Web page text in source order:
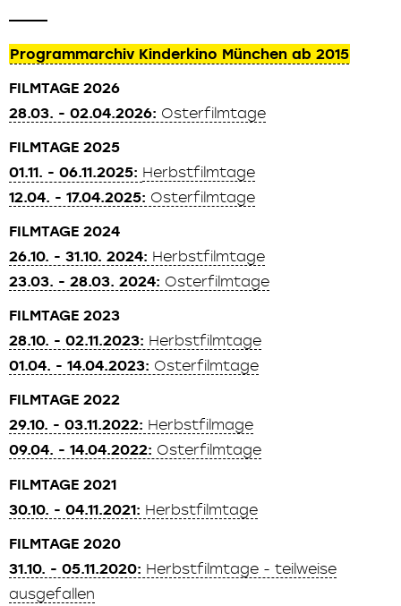
Programmarchiv Kinderkino München ab 2015
FILMTAGE 2026
28.03. - 02.04.2026: Osterfilmtage
FILMTAGE 2025
01.11. - 06.11.2025: Herbstfilmtage
12.04. - 17.04.2025: Osterfilmtage
FILMTAGE 2024
26.10. - 31.10. 2024: Herbstfilmtage
23.03. - 28.03. 2024: Osterfilmtage
FILMTAGE 2023
28.10. - 02.11.2023: Herbstfilmtage
01.04. - 14.04.2023: Osterfilmtage
FILMTAGE 2022
29.10. - 03.11.2022: Herbstfilmage
09.04. - 14.04.2022: Osterfilmtage
FILMTAGE 2021
30.10. - 04.11.2021: Herbstfilmtage
FILMTAGE 2020
31.10. - 05.11.2020: Herbstfilmtage - teilweise
ausgefallen